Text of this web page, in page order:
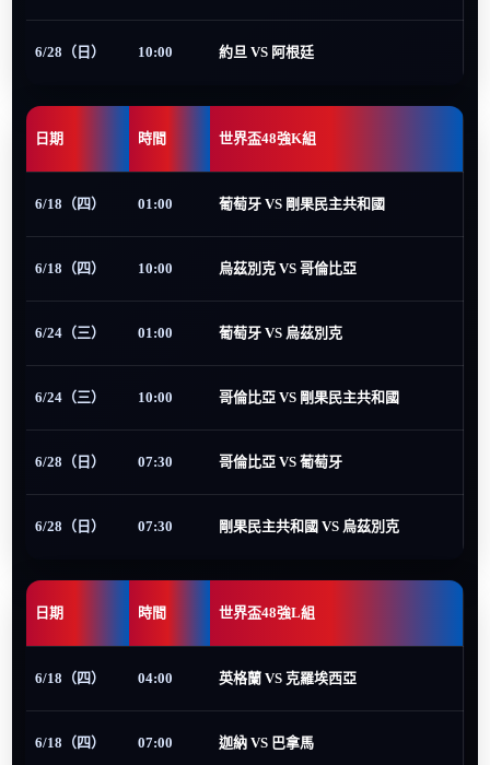
6/28（日） 10:00 約旦 VS 阿根廷
日期 時間 世界盃48強K組
6/18（四） 01:00 葡萄牙 VS 剛果民主共和國
6/18（四） 10:00 烏茲別克 VS 哥倫比亞
6/24（三） 01:00 葡萄牙 VS 烏茲別克
6/24（三） 10:00 哥倫比亞 VS 剛果民主共和國
6/28（日） 07:30 哥倫比亞 VS 葡萄牙
6/28（日） 07:30 剛果民主共和國 VS 烏茲別克
日期 時間 世界盃48強L組
6/18（四） 04:00 英格蘭 VS 克羅埃西亞
6/18（四） 07:00 迦納 VS 巴拿馬